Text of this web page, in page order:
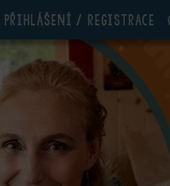
Přihlášení / registrace